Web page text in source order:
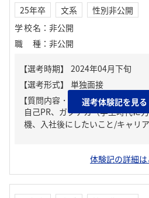
25年卒 文系
性別非公開
学校名 ： 非公開
職種 ： 非公開
【質問内容・課題】
自己PR、ガクチカ（学生時代に
機、入社後にしたいこと/キャリ
選考体験記を見る
体験記の詳細は